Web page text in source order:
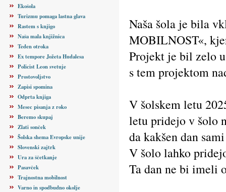
Ekošola
Turizmu pomaga lastna glava
Rastem s knjigo
Naša mala knjižnica
Teden otroka
Ex tempore Jožeta Hudalesa
Policist Leon svetuje
Prostovoljstvo
Zapisi spomina
Odprta knjiga
Mesec pisanja z roko
Beremo skupaj
Zlati sonček
Šolska shema Evropske unije
Slovenski zajtrk
Ura za ščetkanje
Pasavček
Trajnostna mobilnost
Varno in spodbudno okolje
Naša šola je bila
MOBILNOST«,
Projekt je bil zelo
s tem projektom
V šolskem letu
letu pridejo v šolo
da kakšen dan
V šolo lahko
Ta dan ne bi imeli